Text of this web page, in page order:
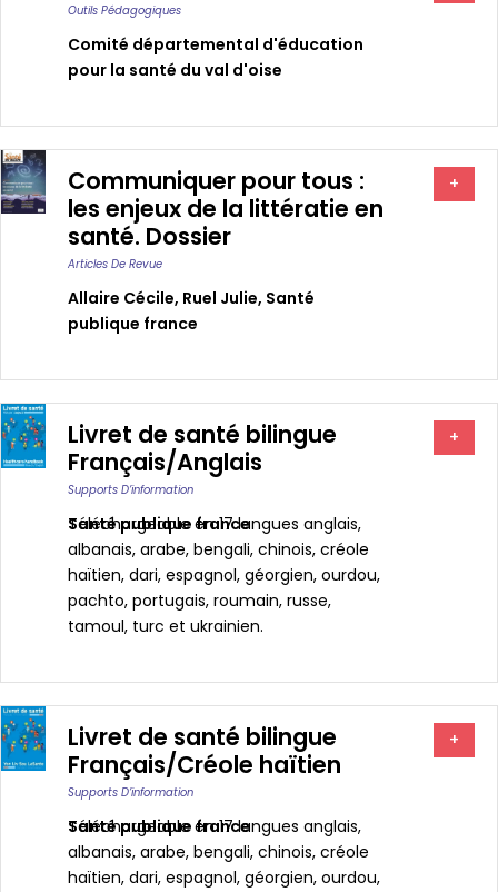
Outils Pédagogiques
Comité départemental d'éducation
pour la santé du val d'oise
Communiquer pour tous :
les enjeux de la littératie en
santé. Dossier
Articles De Revue
Allaire Cécile, Ruel Julie, Santé
publique france
+
Livret de santé bilingue
Français/Anglais
Supports D’information
Santé publique france
Téléchargeable en 17 langues anglais,
albanais, arabe, bengali, chinois, créole
haïtien, dari, espagnol, géorgien, ourdou,
pachto, portugais, roumain, russe,
tamoul, turc et ukrainien.
+
Livret de santé bilingue
Français/Créole haïtien
Supports D’information
Santé publique france
Téléchargeable en 17 langues anglais,
albanais, arabe, bengali, chinois, créole
haïtien, dari, espagnol, géorgien, ourdou,
+